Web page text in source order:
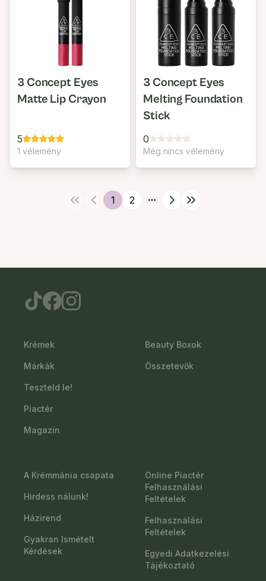
3 Concept Eyes
Matte Lip Crayon
5
1 vélemény
3 Concept Eyes
Melting Foundation
Stick
0
Még nincs vélemény
1 2
More pages
Krémek
Márkák
Teszteld le!
Piactér
Magazin
Beauty Boxok
Összetevők
A Krémmánia csapata
Hirdess nálunk!
Házirend
Gyakran Ismételt
Kérdések
Online Piactér
Felhasználási
Feltételek
Felhasználási
Feltételek
Egyedi Adatkezelési
Tájékoztató